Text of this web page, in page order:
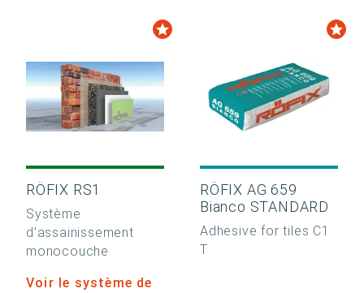
RÖFIX RS1
Système
d’assainissement
monocouche
Voir le système de
RÖFIX AG 659
Bianco STANDARD
Adhesive for tiles C1
T